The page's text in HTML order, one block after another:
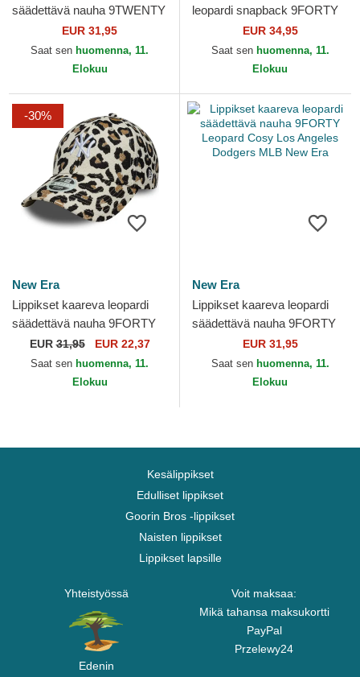
säädettävä nauha 9TWENTY
Leopard New York Yankees
MLB New Era
EUR 31,95
Saat sen huomenna, 11.
Elokuu
leopardi snapback 9FORTY
M-Crown A Frame Leopard
New York Yankees MLB
EUR 34,95
Saat sen huomenna, 11.
Elokuu
-30%
New Era
Lippikset kaareva leopardi
säädettävä nauha 9FORTY
Midi New York Yankees MLB
New Era
EUR31,95 EUR 22,37
Saat sen huomenna, 11.
Elokuu
New Era
Lippikset kaareva leopardi
säädettävä nauha 9FORTY
Leopard Cosy Los Angeles
Dodgers MLB New Era
EUR 31,95
Saat sen huomenna, 11.
Elokuu
Kesälippikset
Edulliset lippikset
Goorin Bros -lippikset
Naisten lippikset
Lippikset lapsille
Yhteistyössä
Edenin
Voit maksaa:
Mikä tahansa maksukortti
PayPal
Przelewy24